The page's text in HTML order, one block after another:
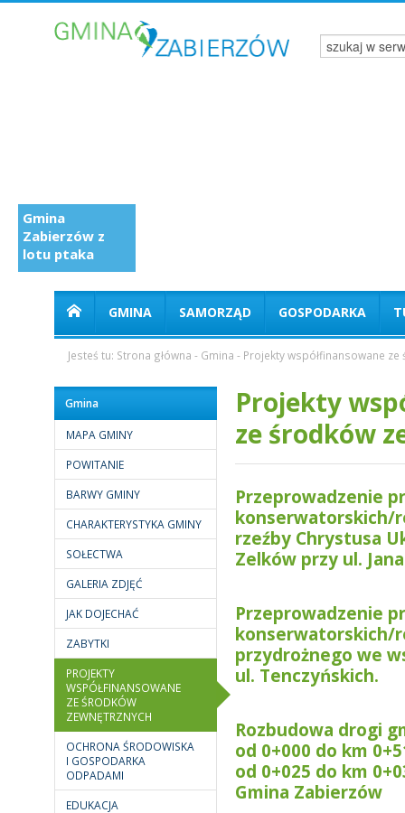
Gmina
Zabierzów z
lotu ptaka
GMINA SAMORZĄD GOSPODARKA
Jesteś tu: Strona główna - Gmina - Projekty współfinansowane
Gmina
MAPA GMINY
POWITANIE
BARWY GMINY
CHARAKTERYSTYKA GMINY
SOŁECTWA
GALERIA ZDJĘĆ
JAK DOJECHAĆ
ZABYTKI
PROJEKTY
WSPÓŁFINANSOWANE
ZE ŚRODKÓW
ZEWNĘTRZNYCH
OCHRONA ŚRODOWISKA
I GOSPODARKA
ODPADAMI
EDUKACJA
Projekty
ze środków
Przeprowadzenie
konserwatorskich/
rzeźby Chrystusa
Zelków przy ul.
Przeprowadzenie
konserwatorskich/
przydrożnego we
ul. Tenczyńskich.
Rozbudowa drogi
od 0+000 do km
od 0+025 do km
Gmina Zabierzów